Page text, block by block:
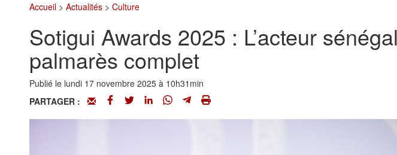
Accueil> Actualités> Culture
Sotigui Awards 2025 : L’acteur
palmarès complet
Publié le lundi 17 novembre 2025 à 10h31min
PARTAGER :